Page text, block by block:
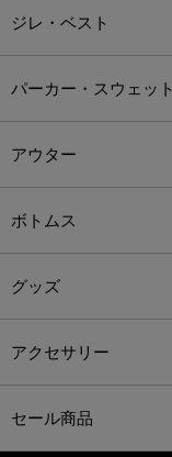
ジレ・ベスト
パーカー・スウェット
アウター
ボトムス
グッズ
アクセサリー
セール商品